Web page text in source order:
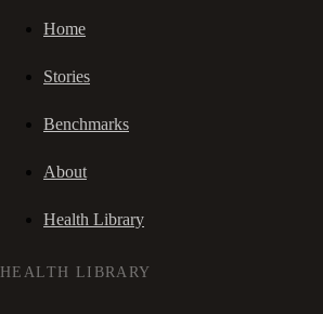
Home
Stories
Benchmarks
About
Health Library
HEALTH LIBRARY